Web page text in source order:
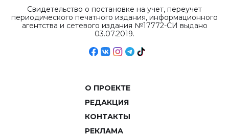
Свидетельство о постановке на учет, переучет
периодического печатного издания, информационного
агентства и сетевого издания №17772-СИ выдано
03.07.2019.
О ПРОЕКТЕ
РЕДАКЦИЯ
КОНТАКТЫ
РЕКЛАМА